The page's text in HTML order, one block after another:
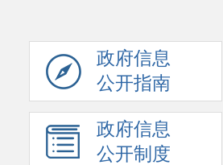
政府信息
公开指南
政府信息
公开制度